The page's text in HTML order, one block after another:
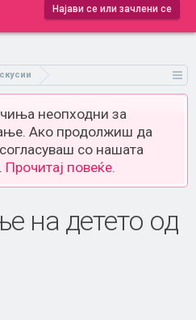
Најави се или зачлени се
неопходни за
Ако продолжиш да
со нашата
Прочитај повеќе.
на детето од